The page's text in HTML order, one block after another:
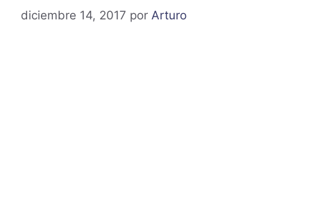
diciembre 14, 2017 por Arturo